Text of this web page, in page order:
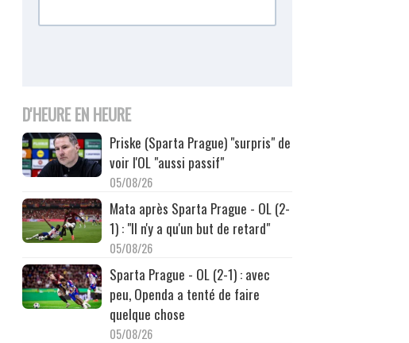
D'HEURE EN HEURE
Priske (Sparta Prague) "surpris" de
voir l'OL "aussi passif"
05/08/26
Mata après Sparta Prague - OL (2-
1) : "Il n'y a qu'un but de retard"
05/08/26
Sparta Prague - OL (2-1) : avec
peu, Openda a tenté de faire
quelque chose
05/08/26